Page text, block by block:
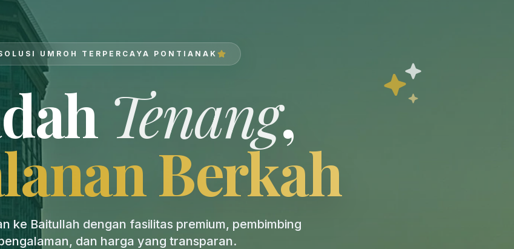
UMROH TERPERCAYA PONTIANAK
Tenang,
Berkah
ke Baitullah dengan fasilitas premium, pembimbing
dan harga yang transparan.